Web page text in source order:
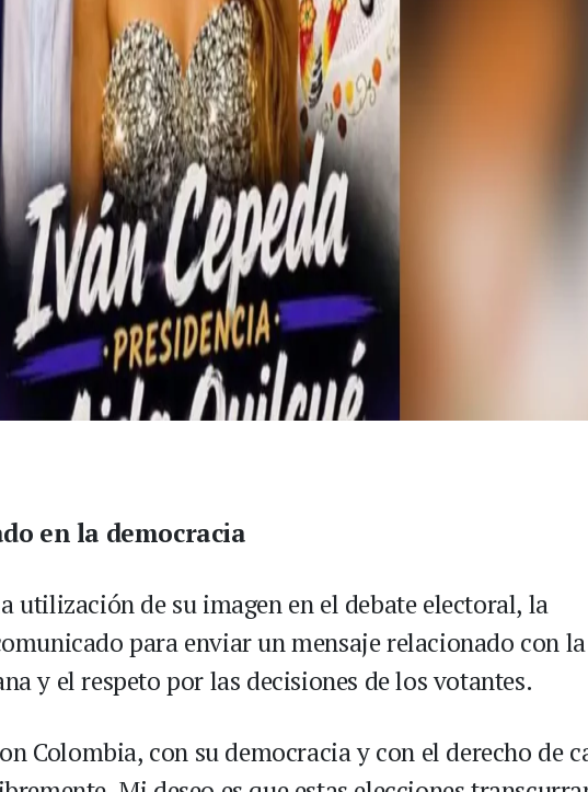
en la democracia
utilización de su imagen en el debate electoral, la
para enviar un mensaje relacionado con la
y el respeto por las decisiones de los votantes.
Colombia, con su democracia y con el derecho de